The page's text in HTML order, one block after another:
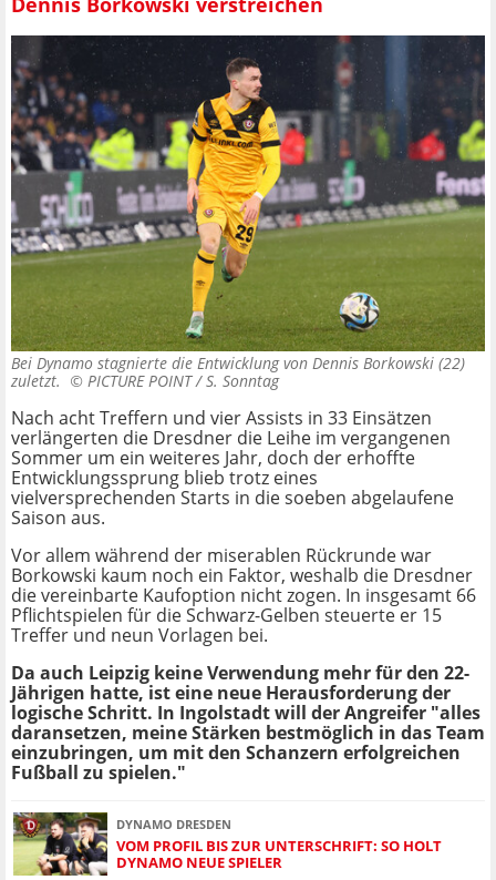
Bei Dynamo stagnierte die Entwicklung von Dennis Borkowski (22)
zuletzt. © PICTURE POINT / S. Sonntag
Nach acht Treffern und vier Assists in 33 Einsätzen
verlängerten die Dresdner die Leihe im vergangenen
Sommer um ein weiteres Jahr, doch der erhoffte
Entwicklungssprung blieb trotz eines
vielversprechenden Starts in die soeben abgelaufene
Saison aus.
Vor allem während der miserablen Rückrunde war
Borkowski kaum noch ein Faktor, weshalb die Dresdner
die vereinbarte Kaufoption nicht zogen. In insgesamt 66
Pflichtspielen für die Schwarz-Gelben steuerte er 15
Treffer und neun Vorlagen bei.
Da auch Leipzig keine Verwendung mehr für den 22-
Jährigen hatte, ist eine neue Herausforderung der
logische Schritt. In Ingolstadt will der Angreifer "alles
daransetzen, meine Stärken bestmöglich in das Team
einzubringen, um mit den Schanzern erfolgreichen
Fußball zu spielen."
DYNAMO DRESDEN
VOM PROFIL BIS ZUR UNTERSCHRIFT: SO HOLT
DYNAMO NEUE SPIELER